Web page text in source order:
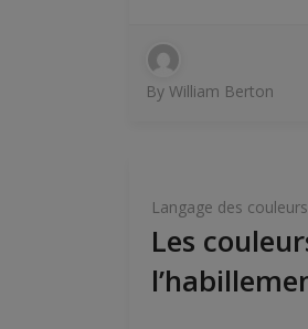
By William Berton
Langage des couleurs
Les